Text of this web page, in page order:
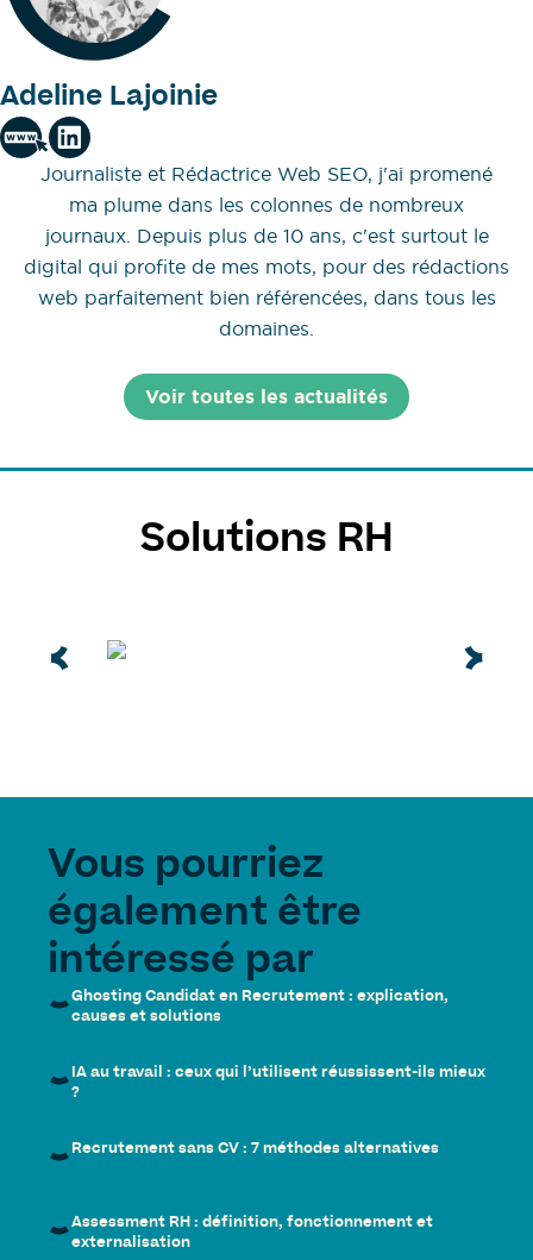
Adeline Lajoinie
Journaliste et Rédactrice Web SEO, j'ai promené
ma plume dans les colonnes de nombreux
journaux. Depuis plus de 10 ans, c'est surtout le
digital qui profite de mes mots, pour des rédactions
web parfaitement bien référencées, dans tous les
domaines.
Voir toutes les actualités
Solutions RH
Vous pourriez
également être
intéressé par
Ghosting Candidat en Recrutement : explication,
causes et solutions
IA au travail : ceux qui l’utilisent réussissent-ils mieux
?
Recrutement sans CV : 7 méthodes alternatives
Assessment RH : définition, fonctionnement et
externalisation